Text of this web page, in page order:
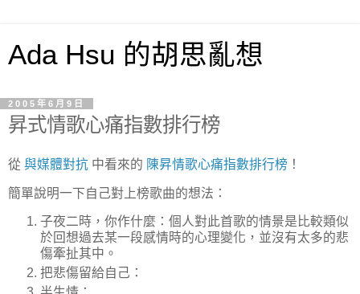
Ada Hsu 的胡思亂想
2005年6月9日
昇式情歌心痛指數排行榜
從 與媒體對抗 中看來的 陳昇情歌心痛指數排行榜 ！
簡單說明一下自己對上榜歌曲的想法：
子夜二時，你作什麼：個人對此首歌的情景是比較類似
於回想過去某一段感情時的心理變化，並沒有太多的悲
傷牽扯其中。
把悲傷留給自己：